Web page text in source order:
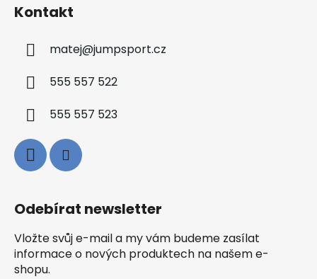
Kontakt
matej@jumpsport.cz
555 557 522
555 557 523
Odebírat newsletter
Vložte svůj e-mail a my vám budeme zasílat
informace o nových produktech na našem e-
shopu.